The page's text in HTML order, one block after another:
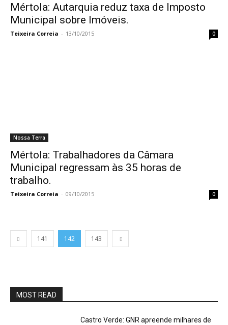
Mértola: Autarquia reduz taxa de Imposto
Municipal sobre Imóveis.
Teixeira Correia - 13/10/2015 0
Nossa Terra
Mértola: Trabalhadores da Câmara
Municipal regressam às 35 horas de
trabalho.
Teixeira Correia - 09/10/2015 0
141 142 143
MOST READ
Castro Verde: GNR apreende milhares de